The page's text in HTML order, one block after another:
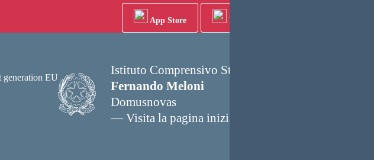
App Store Play Store
Istituto Comprensivo Statale
Fernando Meloni
Domusnovas
— Visita la pagina iniziale della scuola